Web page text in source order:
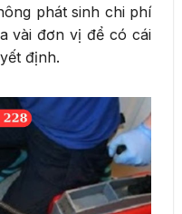
phát sinh chi phí
vài đơn vị để có cái
định.